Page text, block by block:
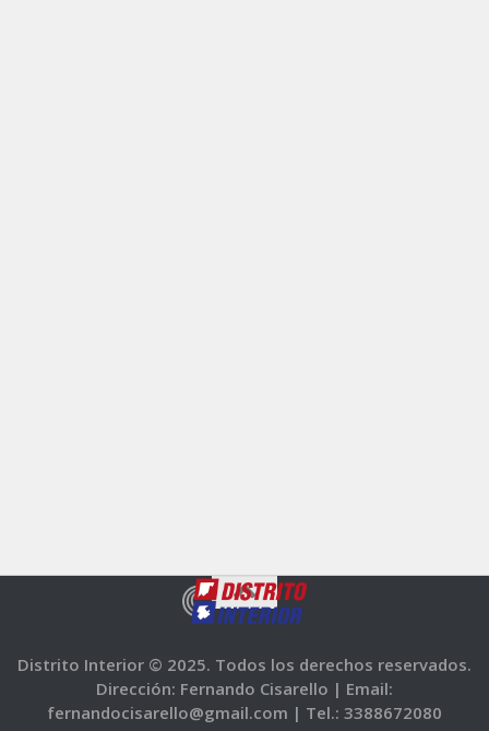
Distrito Interior © 2025. Todos los derechos reservados.
Dirección: Fernando Cisarello | Email:
fernandocisarello@gmail.com | Tel.: 3388672080